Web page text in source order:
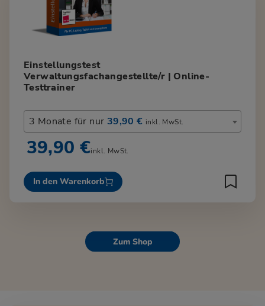
Einstellungstest
Verwaltungsfachangestellte/r | Online-
Testtrainer
3 Monate für nur 39,90 € inkl. MwSt.
39,90 €inkl. MwSt.
In den Warenkorb
Zum Shop